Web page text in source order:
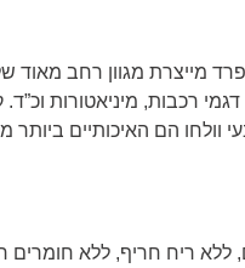
מייצרת מגוון רחב מאוד
רכבות, מיניאטורות
וולחו הם האיכותיים ביותר
ריח חריף, ללא חומרים